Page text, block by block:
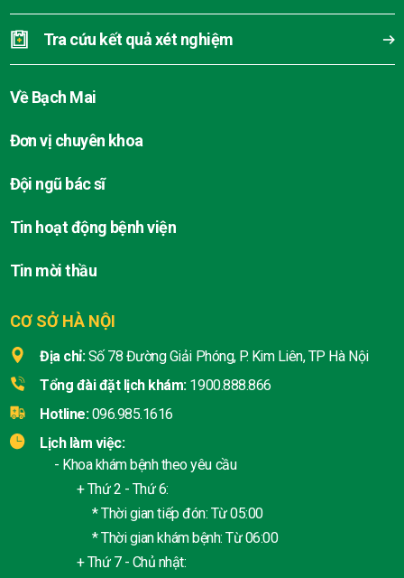
CƠ SỞ HÀ NỘI
Địa chỉ: Số 78 Đường Giải Phóng, P. Kim Liên, TP Hà Nội
Tổng đài đặt lịch khám: 1900.888.866
Hotline: 096.985.1616
Lịch làm việc:
- Khoa khám bệnh theo yêu cầu
+ Thứ 2 - Thứ 6:
* Thời gian tiếp đón: Từ 05:00
* Thời gian khám bệnh: Từ 06:00
+ Thứ 7 - Chủ nhật:
Tra cứu kết quả xét nghiệm
Về Bạch Mai
Đơn vị chuyên khoa
Đội ngũ bác sĩ
Tin hoạt động bệnh viện
Tin mời thầu